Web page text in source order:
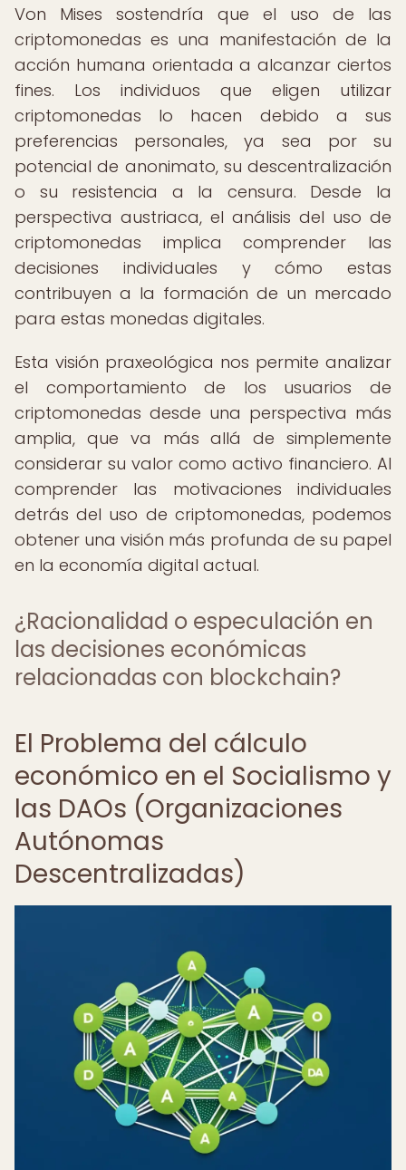
Von Mises sostendría que el uso de las
criptomonedas es una manifestación de la
acción humana orientada a alcanzar ciertos
fines. Los individuos que eligen utilizar
criptomonedas lo hacen debido a sus
preferencias personales, ya sea por su
potencial de anonimato, su descentralización
o su resistencia a la censura. Desde la
perspectiva austriaca, el análisis del uso de
criptomonedas implica comprender las
decisiones individuales y cómo estas
contribuyen a la formación de un mercado
para estas monedas digitales.
Esta visión praxeológica nos permite analizar
el comportamiento de los usuarios de
criptomonedas desde una perspectiva más
amplia, que va más allá de simplemente
considerar su valor como activo financiero. Al
comprender las motivaciones individuales
detrás del uso de criptomonedas, podemos
obtener una visión más profunda de su papel
en la economía digital actual.
¿Racionalidad o especulación en
las decisiones económicas
relacionadas con blockchain?
El Problema del cálculo
económico en el Socialismo y
las DAOs (Organizaciones
Autónomas
Descentralizadas)